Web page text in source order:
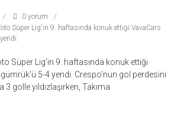
0 yorum
Süper Lig'in 9. haftasında konuk ettiği VavaCars
Süper Lig’in 9. haftasında konuk ettiği
5-4 yendi. Crespo’nun gol perdesini
3 golle yıldızlaşırken, Takıma